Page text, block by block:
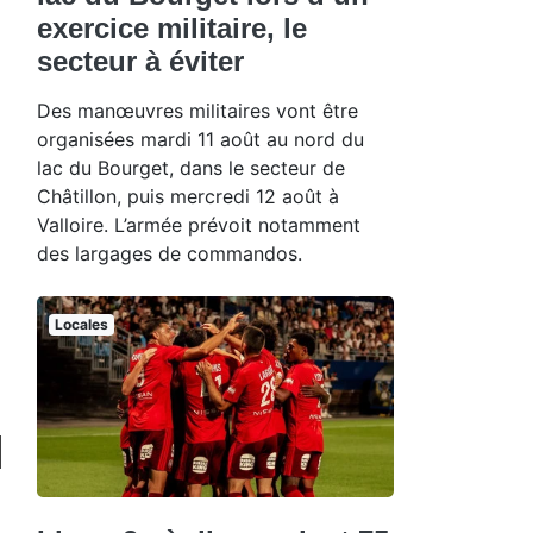
exercice militaire, le
secteur à éviter
Des manœuvres militaires vont être
organisées mardi 11 août au nord du
lac du Bourget, dans le secteur de
Châtillon, puis mercredi 12 août à
Valloire. L’armée prévoit notamment
des largages de commandos.
Locales